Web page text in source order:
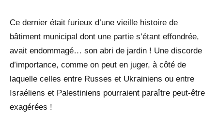
Ce dernier était furieux d’une vieille histoire de
bâtiment municipal dont une partie s’étant effondrée,
avait endommagé… son abri de jardin ! Une discorde
d’importance, comme on peut en juger, à côté de
laquelle celles entre Russes et Ukrainiens ou entre
Israéliens et Palestiniens pourraient paraître peut-être
exagérées !